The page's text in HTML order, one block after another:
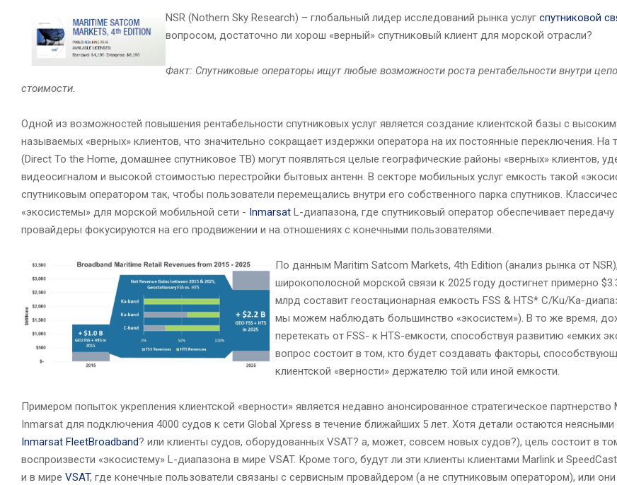
NSR (Nothern Sky Research) – глобальный лидер исследований рынка услуг спутниковой
вопросом, достаточно ли хорош «верный» спутниковый клиент для морской отрасли?
Факт: Спутниковые операторы ищут любые возможности роста рентабельности внутри
стоимости.
Одной из возможностей повышения рентабельности спутниковых услуг является создание клиентской базы с
называемых «верных» клиентов, что значительно сокращает издержки оператора на их постоянные переключения. На
(Direct To the Home, домашнее спутниковое ТВ) могут появляться целые географические районы «верных» клиентов,
видеосигналом и высокой стоимостью перестройки бытовых антенн. В секторе мобильных услуг емкость такой
спутниковым оператором так, чтобы пользователи перемещались внутри его собственного парка спутников.
«экосистемы» для морской мобильной сети - Inmarsat L-диапазона, где спутниковый оператор обеспечивает передачу
провайдеры фокусируются на его продвижении и на отношениях с конечными пользователями.
По данным Maritim Satcom Markets, 4th Edition (анализ рынка от
широкополосной морской связи к 2025 году достигнет примерно
млрд составит геостационарная емкость FSS & HTS* C/Ku/Ka-
мы можем наблюдать большинство «экосистем»). В то же время,
перетекать от FSS- к HTS-емкости, способствуя развитию «емких
вопрос состоит в том, кто будет создавать факторы,
клиентской «верности» держателю той или иной емкости.
Примером попыток укрепления клиентской «верности» является недавно анонсированное стратегическое партнерство
Inmarsat для подключения 4000 судов к сети Global Xpress в течение ближайших 5 лет. Хотя детали остаются неясными
Inmarsat FleetBroadband? или клиенты судов, оборудованных VSAT? а, может, совсем новых судов?), цель состоит в
воспроизвести «экосистему» L-диапазона в мире VSAT. Кроме того, будут ли эти клиенты клиентами Marlink и
и в мире VSAT, где конечные пользователи связаны с сервисным провайдером (а не спутниковым оператором), или